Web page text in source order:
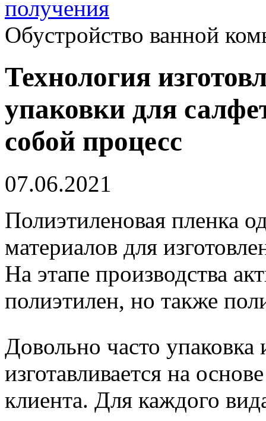
получения
Обустройство ванной
Технология
упаковки для
собой процесс
07.06.2021
Полиэтиленовая пленка
материалов для
На этапе производства
полиэтилен, но также
Довольно часто упаковка
изготавливается на
клиента. Для каждого